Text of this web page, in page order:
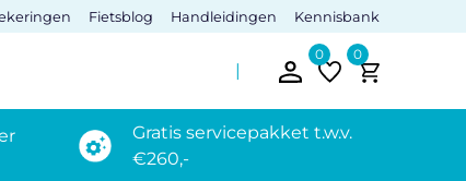
Fietsblog Handleidingen Kennisbank
0 0
Gratis servicepakket t.w.v.
€260,-